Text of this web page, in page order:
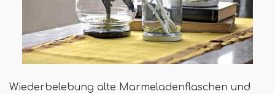
Wiederbelebung alte Marmeladenflaschen und